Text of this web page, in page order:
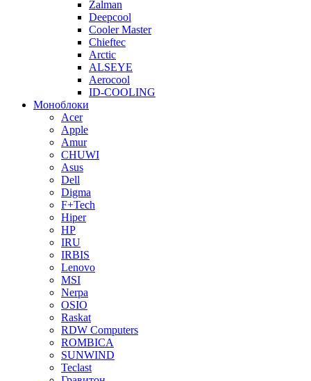
Zalman
Deepcool
Cooler Master
Chieftec
Arctic
ALSEYE
Aerocool
ID-COOLING
Моноблоки
Acer
Apple
Amur
CHUWI
Asus
Dell
Digma
F+Tech
Hiper
HP
IRU
IRBIS
Lenovo
MSI
Nerpa
OSIO
Raskat
RDW Computers
ROMBICA
SUNWIND
Teclast